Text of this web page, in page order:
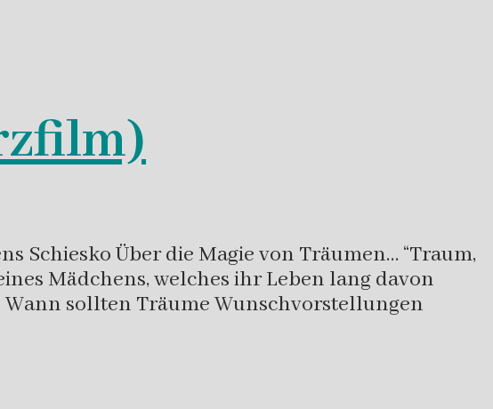
Schiesko Über die Magie von Träumen… “Traum,
Mädchens, welches ihr Leben lang davon
sollten Träume Wunschvorstellungen